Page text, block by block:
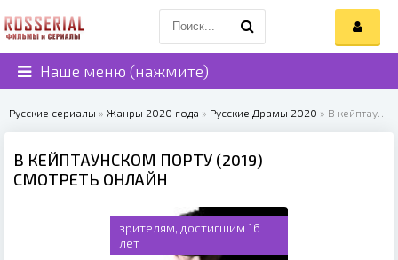
Наше меню (нажмите)
Русские сериалы » Жанры 2020 года » Русские Драмы 2020 » В кейптаунском порту (2019)
В КЕЙПТАУНСКОМ ПОРТУ (2019)
СМОТРЕТЬ ОНЛАЙН
зрителям, достигшим 16
лет